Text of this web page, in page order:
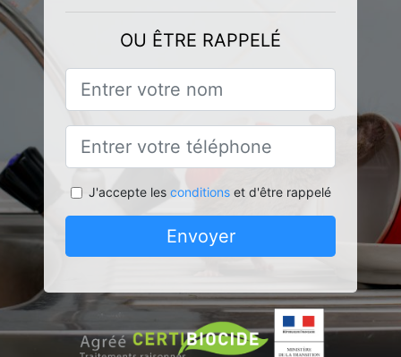
OU ÊTRE RAPPELÉ
J'accepte les conditionset d'être rappelé
Envoyer